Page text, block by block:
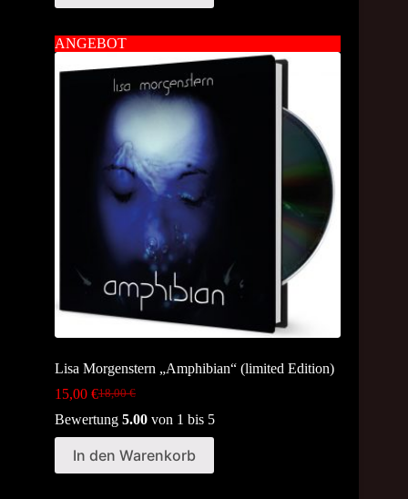
ANGEBOT
Lisa Morgenstern „Amphibian“ (limited Edition)
18,00€
Original
price
18,00 €.
15,00 €Current
price
15,00 €.
Bewertung 5.00 von 1 bis 5
In den Warenkorb